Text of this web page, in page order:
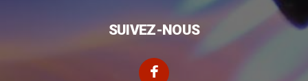
SUIVEZ-NOUS